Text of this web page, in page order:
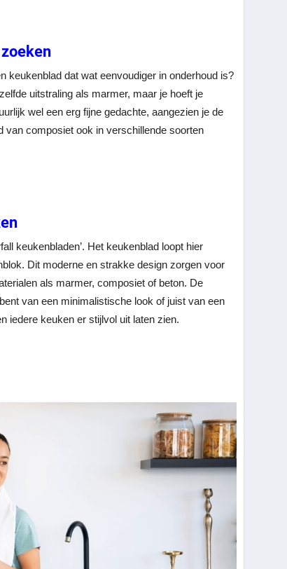
keukenblad dat wat eenvoudiger in onderhoud is?
uitstraling als marmer, maar je hoeft je
wel een erg fijne gedachte, aangezien je de
van composiet ook in verschillende soorten
keukenbladen’. Het keukenblad loopt hier
Dit moderne en strakke design zorgen voor
als marmer, composiet of beton. De
van een minimalistische look of juist van een
iedere keuken er stijlvol uit laten zien.